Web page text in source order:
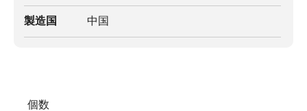
製造国 中国
個数